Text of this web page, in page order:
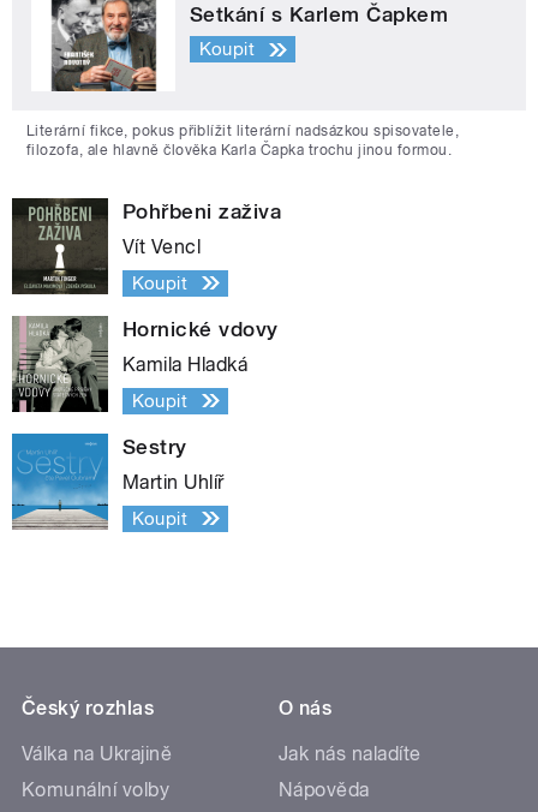
Setkání s Karlem Čapkem
Koupit
Literární fikce, pokus přiblížit literární nadsázkou spisovatele,
filozofa, ale hlavně člověka Karla Čapka trochu jinou formou.
Pohřbeni zaživa
Vít Vencl
Koupit
Hornické vdovy
Kamila Hladká
Koupit
Sestry
Martin Uhlíř
Koupit
Český rozhlas
Válka na Ukrajině
Komunální volby
O nás
Jak nás naladíte
Nápověda